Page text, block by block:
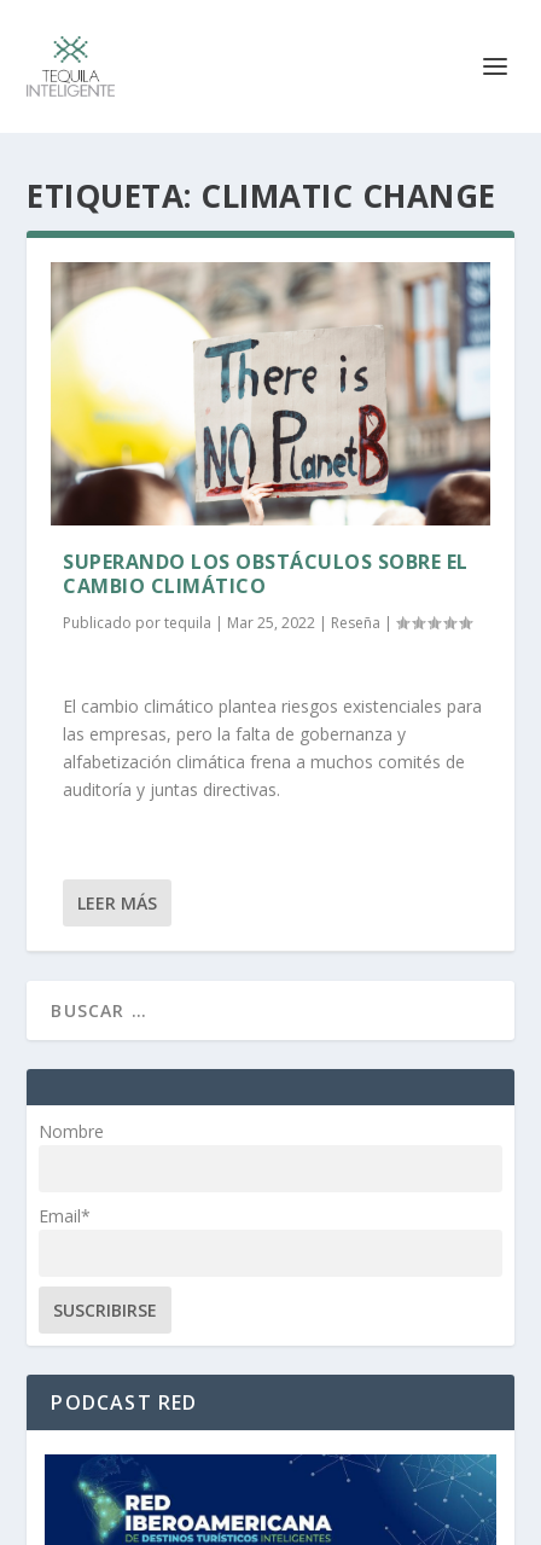
ETIQUETA: CLIMATIC CHANGE
SUPERANDO LOS OBSTÁCULOS SOBRE EL
CAMBIO CLIMÁTICO
Publicado portequila | Mar 25, 2022 | Reseña |
El cambio climático plantea riesgos existenciales para
las empresas, pero la falta de gobernanza y
alfabetización climática frena a muchos comités de
auditoría y juntas directivas.
LEER MÁS
Nombre
Email*
PODCAST RED